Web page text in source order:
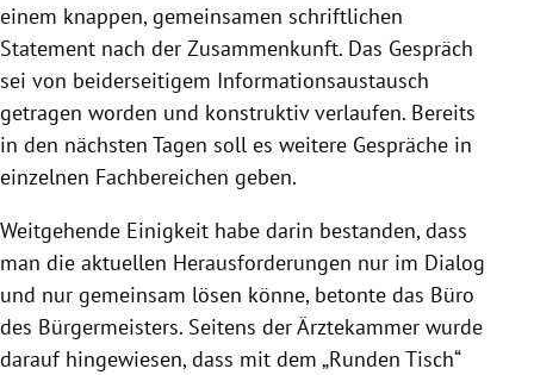
einem knappen, gemeinsamen schriftlichen
Statement nach der Zusammenkunft. Das Gespräch
sei von beiderseitigem Informationsaustausch
getragen worden und konstruktiv verlaufen. Bereits
in den nächsten Tagen soll es weitere Gespräche in
einzelnen Fachbereichen geben.
Weitgehende Einigkeit habe darin bestanden, dass
man die aktuellen Herausforderungen nur im Dialog
und nur gemeinsam lösen könne, betonte das Büro
des Bürgermeisters. Seitens der Ärztekammer wurde
darauf hingewiesen, dass mit dem „Runden Tisch“